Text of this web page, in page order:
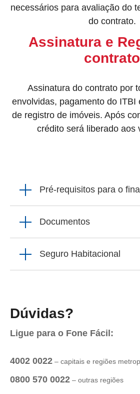
necessários para avaliação do
do contrato.
Assinatura e
contrato
Assinatura do contrato por
envolvidas, pagamento do ITBI
de registro de imóveis. Após
crédito será liberado aos
Pré-requisitos para o
Documentos
Seguro Habitacional
Dúvidas?
Ligue para o Fone Fácil:
4002 0022 – capitais e regiões
0800 570 0022 – outras regiões